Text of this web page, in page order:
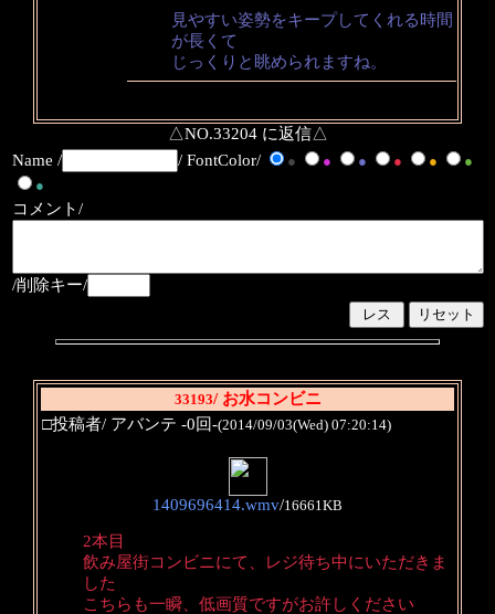
見やすい姿勢をキープしてくれる時間
が長くて
じっくりと眺められますね。
△NO.33204 に返信△
Name /
/ FontColor/ ● ● ● ● ●
●
●
コメント/
/削除キー/
33193/ お水コンビニ
□投稿者/ アバンテ -0回-(2014/09/03(Wed) 07:20:14)
1409696414.wmv/16661KB
2本目
飲み屋街コンビニにて、レジ待ち中にいただきま
した
こちらも一瞬、低画質ですがお許しください